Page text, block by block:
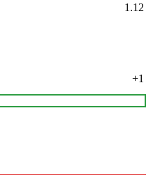
1.12
+1